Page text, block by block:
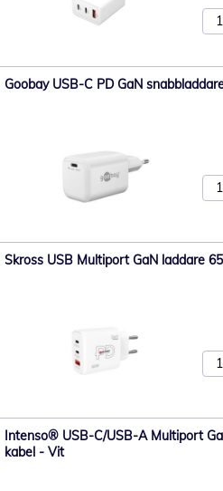
Goobay USB-C PD GaN
Skross USB Multiport GaN laddare
Intenso® USB-C/USB-A Multiport
kabel - Vit